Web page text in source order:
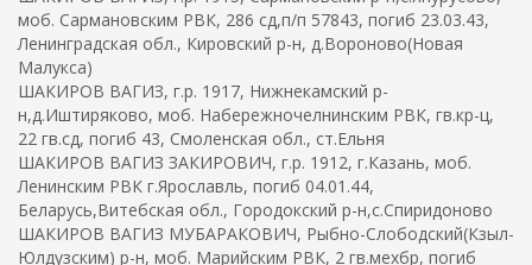
моб. Сармановским РВК, 286 сд,п/п 57843, погиб 23.03.43,
Ленинградская обл., Кировский р-н, д.Вороново(Новая
Малукса)
ШАКИРОВ ВАГИЗ, г.р. 1917, Нижнекамский р-
н,д.Иштиряково, моб. Набережночелнинским РВК, гв.кр-ц,
22 гв.сд, погиб 43, Смоленская обл., ст.Ельня
ШАКИРОВ ВАГИЗ ЗАКИРОВИЧ, г.р. 1912, г.Казань, моб.
Ленинским РВК г.Ярославль, погиб 04.01.44,
Беларусь,Витебская обл., Городокский р-н,с.Спиридоново
ШАКИРОВ ВАГИЗ МУБАРАКОВИЧ, Рыбно-Слободский(Кзыл-
Юлдузским) р-н, моб. Марийским РВК, 2 гв.мехбр, погиб